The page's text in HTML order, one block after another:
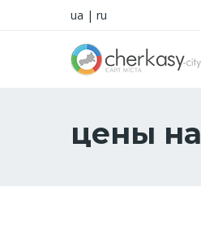
ua | ru
цены